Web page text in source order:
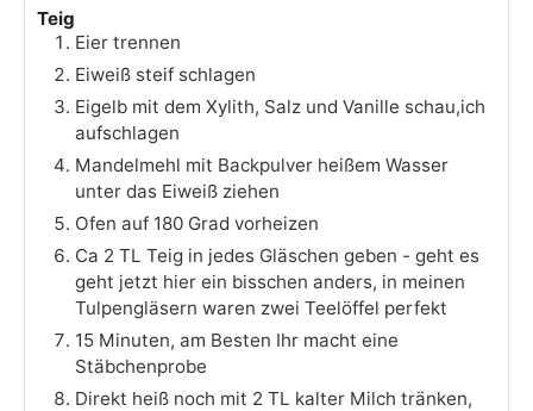
Teig
Eier trennen
Eiweiß steif schlagen
Eigelb mit dem Xylith, Salz und Vanille schau,ich
aufschlagen
Mandelmehl mit Backpulver heißem Wasser
unter das Eiweiß ziehen
Ofen auf 180 Grad vorheizen
Ca 2 TL Teig in jedes Gläschen geben - geht es
geht jetzt hier ein bisschen anders, in meinen
Tulpengläsern waren zwei Teelöffel perfekt
15 Minuten, am Besten Ihr macht eine
Stäbchenprobe
Direkt heiß noch mit 2 TL kalter Milch tränken,